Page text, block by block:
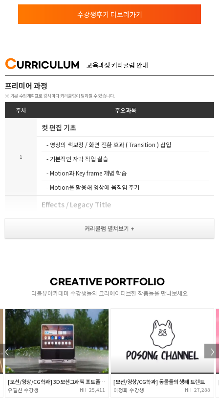
수강생후기 더보러가기
CURRICULUM 교육과정 커리큘럼 안내
프리미어 과정
※ 기본 수업계획표로 강사마다 커리큘럼이 달라질 수 있습니다.
주차 주요과목
1
컷 편집 기초
- 영상의 색보정 / 화면 전환 효과 ( Transition ) 삽입
- 기본적인 자막 작업 실습
- Motion과 Key frame 개념 학습
- Motion을 활용해 영상에 움직임 주기
Effects / Legacy Title
( 트랜지션, 모션그래픽 템플릿 )
CREATIVE PORTFOLIO
더블유아카데미 수강생들의 크리에이티브한 작품들을 만나보세요
[모션/영상/CG학과] 3D모션그래픽 포트폴리오
유필선 25,411
[모션/영상/CG학과] 동물들의 생태 트렌트
이정화 27,288